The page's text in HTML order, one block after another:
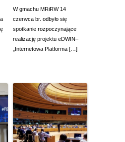
W gmachu MRiRW 14
czerwca br. odbyło się
spotkanie rozpoczynające
realizację projektu eDWIN–
„Internetowa Platforma […]